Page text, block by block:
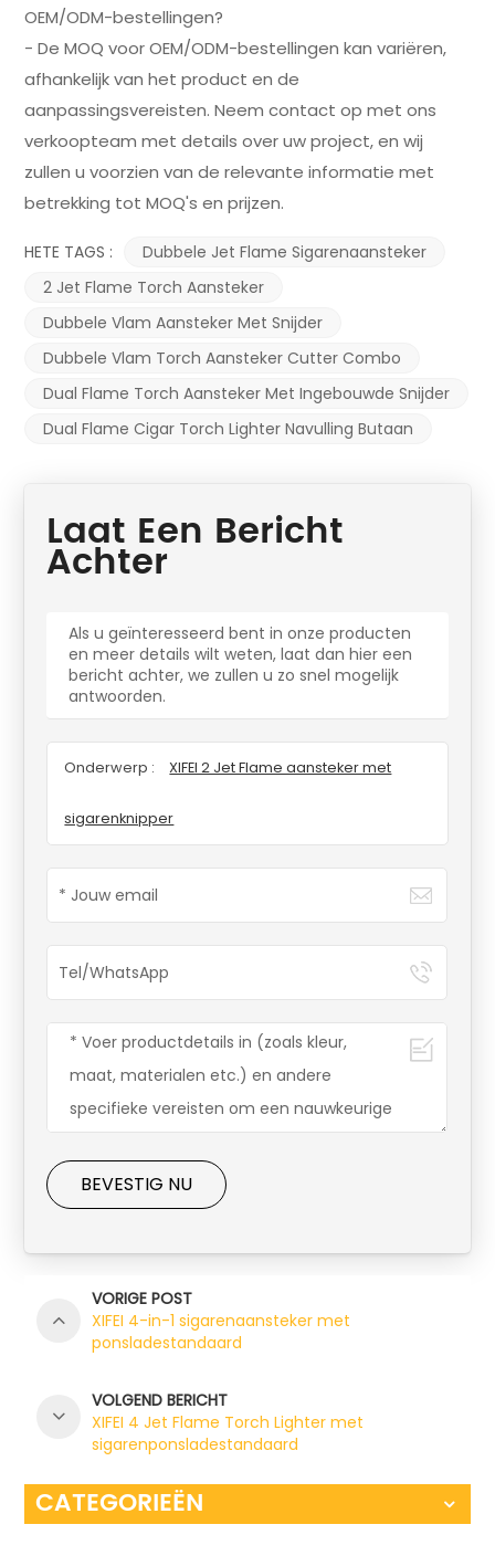
OEM/ODM-bestellingen?
- De MOQ voor OEM/ODM-bestellingen kan variëren,
afhankelijk van het product en de
aanpassingsvereisten. Neem contact op met ons
verkoopteam met details over uw project, en wij
zullen u voorzien van de relevante informatie met
betrekking tot MOQ's en prijzen.
HETE TAGS :
Dubbele Jet Flame Sigarenaansteker
2 Jet Flame Torch Aansteker
Dubbele Vlam Aansteker Met Snijder
Dubbele Vlam Torch Aansteker Cutter Combo
Dual Flame Torch Aansteker Met Ingebouwde Snijder
Dual Flame Cigar Torch Lighter Navulling Butaan
Laat Een Bericht
Achter
Als u geïnteresseerd bent in onze producten
en meer details wilt weten, laat dan hier een
bericht achter, we zullen u zo snel mogelijk
antwoorden.
Onderwerp : XIFEI 2 Jet Flame aansteker met
sigarenknipper
BEVESTIG NU
VORIGE POST
XIFEI 4-in-1 sigarenaansteker met
ponsladestandaard
VOLGEND BERICHT
XIFEI 4 Jet Flame Torch Lighter met
sigarenponsladestandaard
CATEGORIEËN